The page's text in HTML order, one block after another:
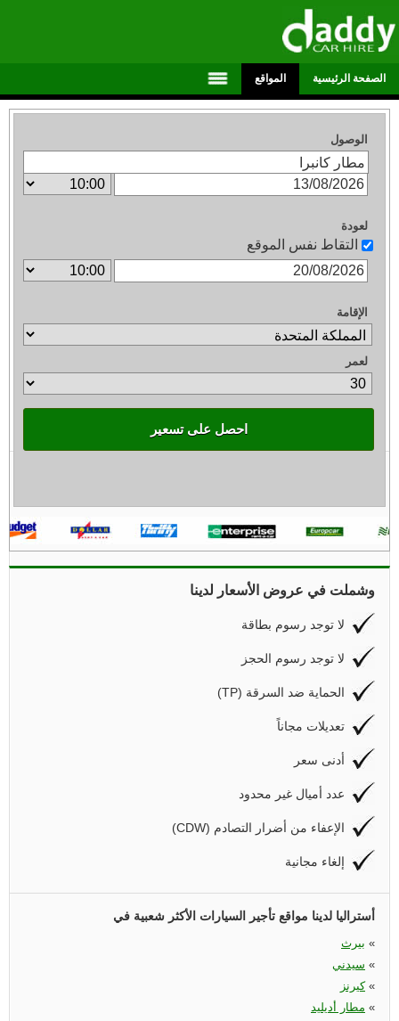
الصفحة الرئيسية المواقع
الوصول
لعودة
التقاط نفس الموقع
الإقامة
لعمر
احصل على تسعير
وشملت في عروض الأسعار لدينا
لا توجد رسوم بطاقة
لا توجد رسوم الحجز
(TP) الحماية ضد السرقة
تعديلات مجاناً
أدنى سعر
عدد أميال غير محدود
(CDW) الإعفاء من أضرار التصادم
إلغاء مجانية
أستراليا لدينا مواقع تأجير السيارات الأكثر شعبية في
بيرث «
سيدني «
كيرنز«
مطار أديليد «